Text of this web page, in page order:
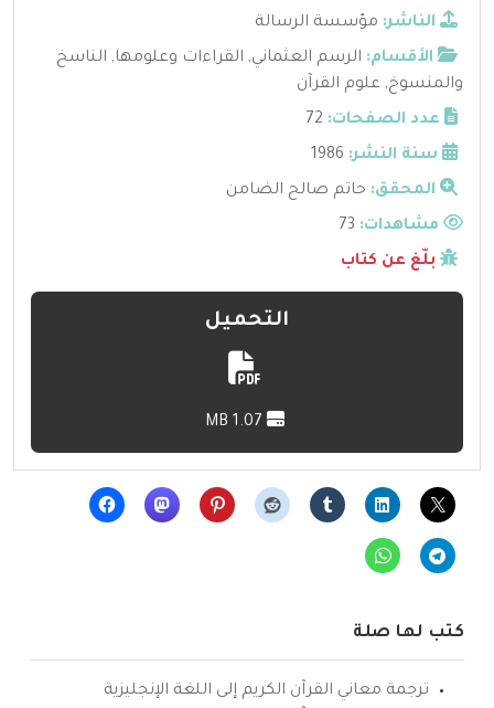
الناشر: مؤسسة الرسالة
الأقسام: الرسم العثماني, القراءات وعلومها, الناسخ
والمنسوخ, علوم القرآن
عدد الصفحات: 72
سنة النشر: 1986
المحقق: حاتم صالح الضامن
مشاهدات:
بلّغ عن كتاب
التحميل
كتب لها صلة
ترجمة معاني القرآن الكريم إلى اللغة الإنجليزية